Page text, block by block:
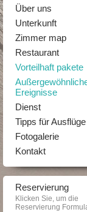
Über uns
Unterkunft
Zimmer map
Restaurant
Vorteilhaft pakete
Ereignisse
Dienst
Tipps für Ausflüge
Fotogalerie
Kontakt
Reservierung
Klicken Sie, um die
Reservierung